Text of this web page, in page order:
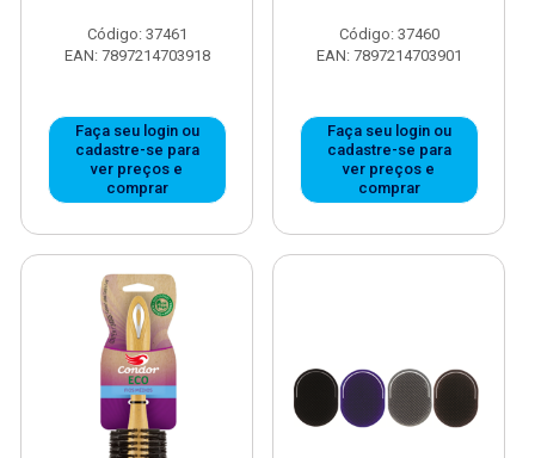
Código: 37461
EAN: 7897214703918
Faça seu login ou
cadastre-se para
ver preços e
comprar
Código: 37460
EAN: 7897214703901
Faça seu login ou
cadastre-se para
ver preços e
comprar